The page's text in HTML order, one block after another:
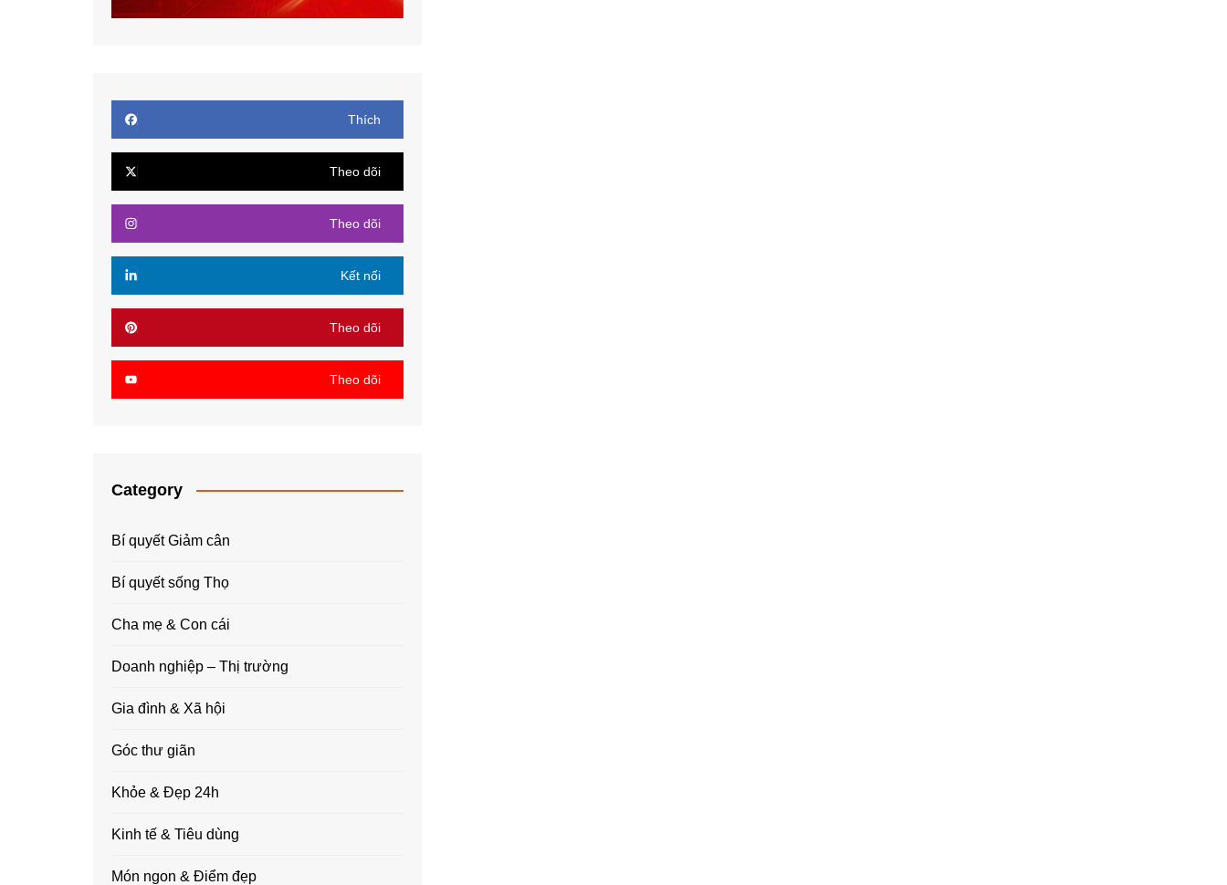
Thích
Theo dõi
Theo dõi
Kết nối
Theo dõi
Theo dõi
Category
Bí quyết Giảm cân
Bí quyết sống Thọ
Cha mẹ & Con cái
Doanh nghiệp – Thị trường
Gia đình & Xã hội
Góc thư giãn
Khỏe & Đẹp 24h
Kinh tế & Tiêu dùng
Món ngon & Điểm đẹp